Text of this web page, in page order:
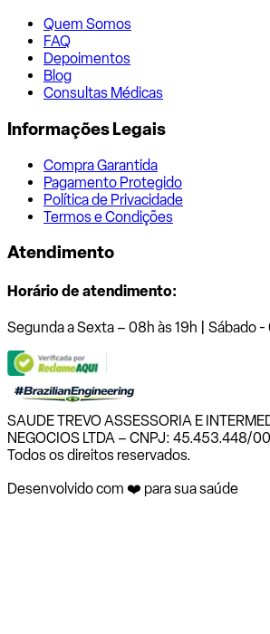
Quem Somos
FAQ
Depoimentos
Blog
Consultas Médicas
Informações Legais
Compra Garantida
Pagamento Protegido
Política de Privacidade
Termos e Condições
Atendimento
Horário de atendimento:
Segunda a Sexta – 08h às 19h | Sábado -
SAUDE TREVO ASSESSORIA E
NEGOCIOS LTDA – CNPJ: 45.453.448/
Todos os direitos reservados.
Desenvolvido com ❤️ para sua saúde